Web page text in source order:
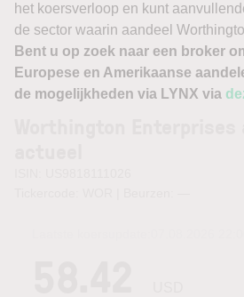
het koersverloop en kunt
de sector waarin aandeel
Bent u op zoek naar een broker
Europese en Amerikaanse
de mogelijkheden via LYNX via